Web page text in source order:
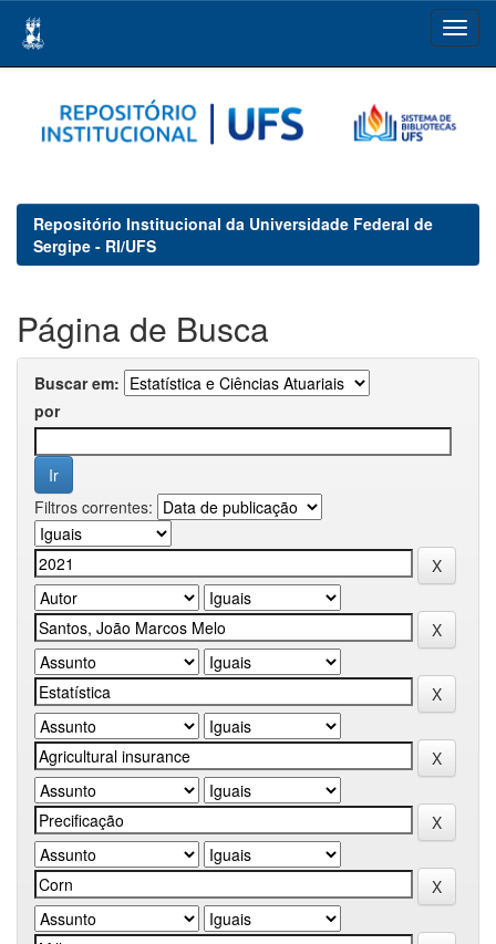
navigation
Repositório Institucional da Universidade Federal de
Sergipe - RI/UFS
Página de Busca
Buscar em:
por
Filtros correntes: